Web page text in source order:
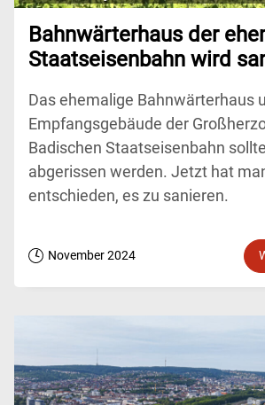
Bahnwärterhaus der
Staatseisenbahn wird
Das ehemalige Bahnwärterhaus
Empfangsgebäude der
Badischen Staatseisenbahn
abgerissen werden. Jetzt hat
entschieden, es zu sanieren.
November 2024